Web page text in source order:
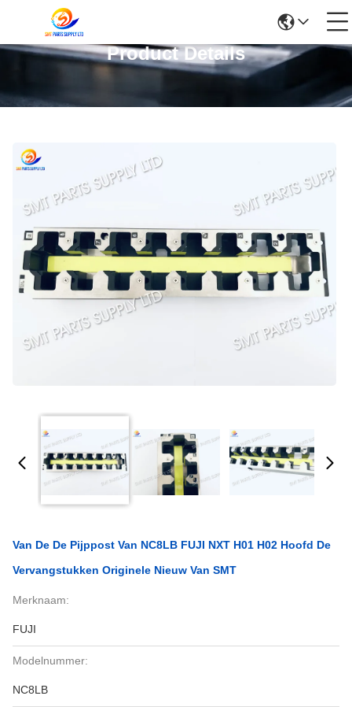
Product Details
Van De De Pijppost Van NC8LB FUJI NXT H01 H02 Hoofd De
Vervangstukken Originele Nieuw Van SMT
Merknaam:
FUJI
Modelnummer:
NC8LB